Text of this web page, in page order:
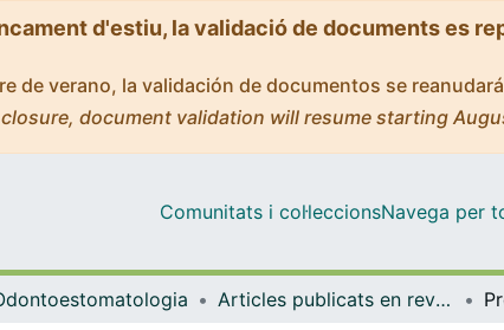
d'estiu, la validació de documents es
de verano, la validación de documentos se
document validation will resume starting
Comunitats i col·leccionsNavega per
Articles publicats en revistes (Odontoestomatologia)